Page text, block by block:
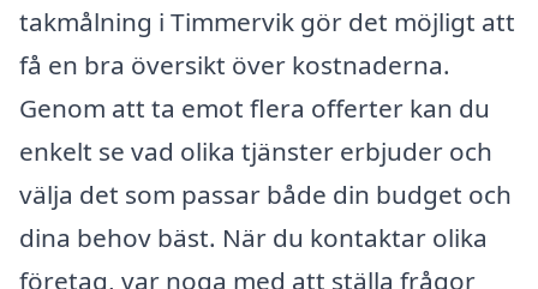
takmålning i Timmervik gör det möjligt att
få en bra översikt över kostnaderna.
Genom att ta emot flera offerter kan du
enkelt se vad olika tjänster erbjuder och
välja det som passar både din budget och
dina behov bäst. När du kontaktar olika
företag, var noga med att ställa frågor